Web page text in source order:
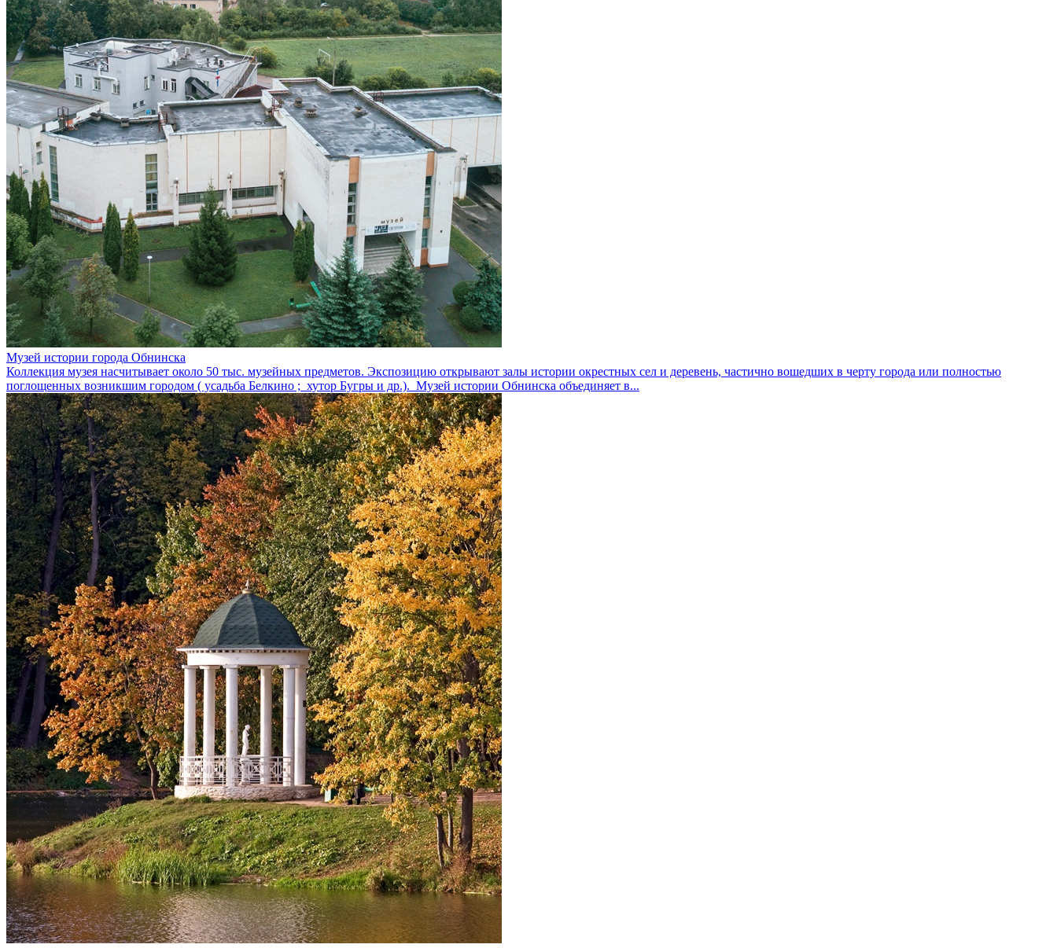
Музей истории города Обнинска
Коллекция музея насчитывает около 50 тыс. музейных предметов. Экспозицию открывают залы истории окрестных сел и деревень, частично вошедших в черту города или полностью
поглощенных возникшим городом ( усадьба Белкино ; хутор Бугры и др.). Музей истории Обнинска объединяет в...